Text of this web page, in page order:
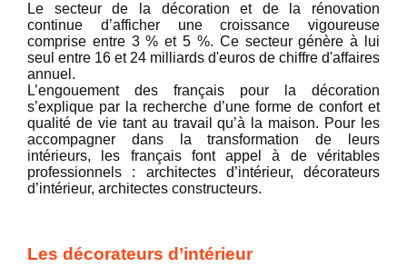
Le secteur de la décoration et de la rénovation
continue d’afficher une croissance vigoureuse
comprise entre 3 % et 5 %. Ce secteur génère à lui
seul entre 16 et 24 milliards d'euros de chiffre d'affaires
annuel.
L’engouement des français pour la décoration
s’explique par la recherche d’une forme de confort et
qualité de vie tant au travail qu’à la maison. Pour les
accompagner dans la transformation de leurs
intérieurs, les français font appel à de véritables
professionnels : architectes d’intérieur, décorateurs
d’intérieur, architectes constructeurs.
Les décorateurs d’intérieur